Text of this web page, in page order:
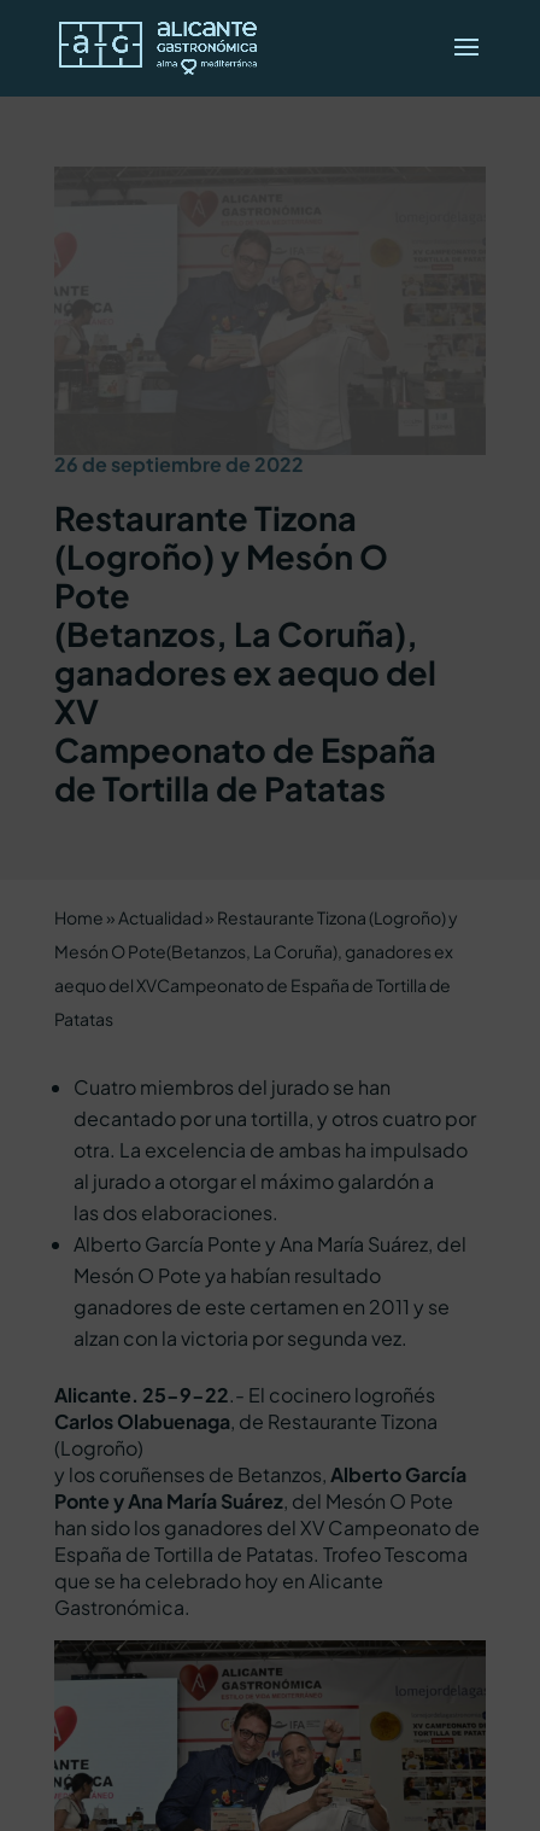
26 de septiembre de 2022
Restaurante Tizona
(Logroño) y Mesón O
Pote
(Betanzos, La Coruña),
ganadores ex aequo del
XV
Campeonato de España
de Tortilla de Patatas
Home » Actualidad » Restaurante Tizona (Logroño) y
Mesón O Pote(Betanzos, La Coruña), ganadores ex
aequo del XVCampeonato de España de Tortilla de
Patatas
Cuatro miembros del jurado se han
decantado por una tortilla, y otros cuatro por
otra. La excelencia de ambas ha impulsado
al jurado a otorgar el máximo galardón a
las dos elaboraciones.
Alberto García Ponte y Ana María Suárez, del
Mesón O Pote ya habían resultado
ganadores de este certamen en 2011 y se
alzan con la victoria por segunda vez.
Alicante. 25-9-22.- El cocinero logroñés
Carlos Olabuenaga, de Restaurante Tizona
(Logroño)
y los coruñenses de Betanzos, Alberto García
Ponte y Ana María Suárez, del Mesón O Pote
han sido los ganadores del XV Campeonato de
España de Tortilla de Patatas. Trofeo Tescoma
que se ha celebrado hoy en Alicante
Gastronómica.